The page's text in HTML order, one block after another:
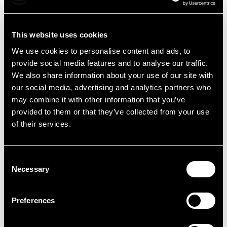
This website uses cookies
We use cookies to personalise content and ads, to
provide social media features and to analyse our traffic.
We also share information about your use of our site with
our social media, advertising and analytics partners who
may combine it with other information that you’ve
provided to them or that they’ve collected from your use
of their services.
Selection
Necessary
Preferences
AI Dev
Perché con l'AI gli sviluppatori non
spariranno
08/06/2026 1 min di lettura